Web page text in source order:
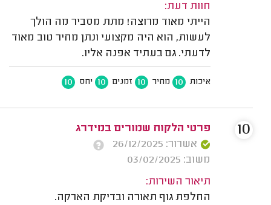
חוות דעת:
הייתי מאוד מרוצה! מתת מסביר מה הולך
לעשות, הוא היה מקצועי ונתן מחיר טוב מאוד
לדעתי. גם בעתיד אפנה אליו.
איכות 10 מחיר 10 זמנים 10 יחס 10
פרטי הלקוח שמורים במידרג
אשרור: 26/12/2025
משוב: 03/02/2025
תיאור השירות:
החלפת גוף תאורה ובדיקת הארקה.
10